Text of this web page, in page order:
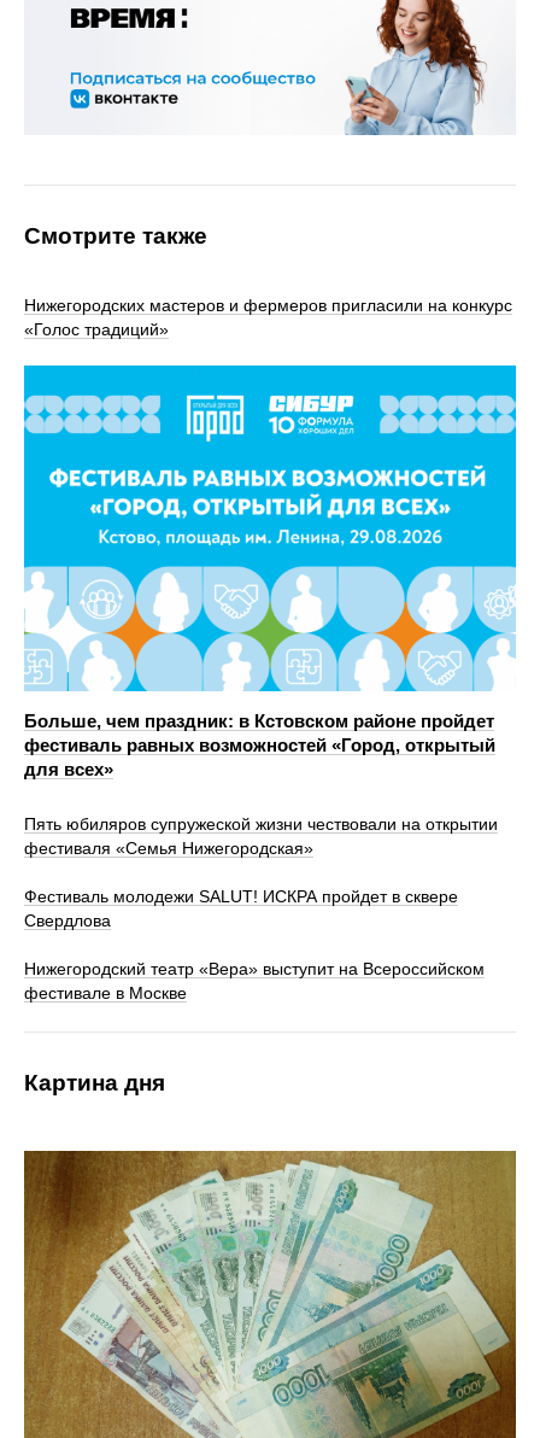
Смотрите также
Нижегородских мастеров и фермеров пригласили на конкурс
«Голос традиций»
Больше, чем праздник: в Кстовском районе пройдет
фестиваль равных возможностей «Город, открытый
для всех»
Пять юбиляров супружеской жизни чествовали на открытии
фестиваля «Семья Нижегородская»
Фестиваль молодежи SALUT! ИСКРА пройдет в сквере
Свердлова
Нижегородский театр «Вера» выступит на Всероссийском
фестивале в Москве
Картина дня